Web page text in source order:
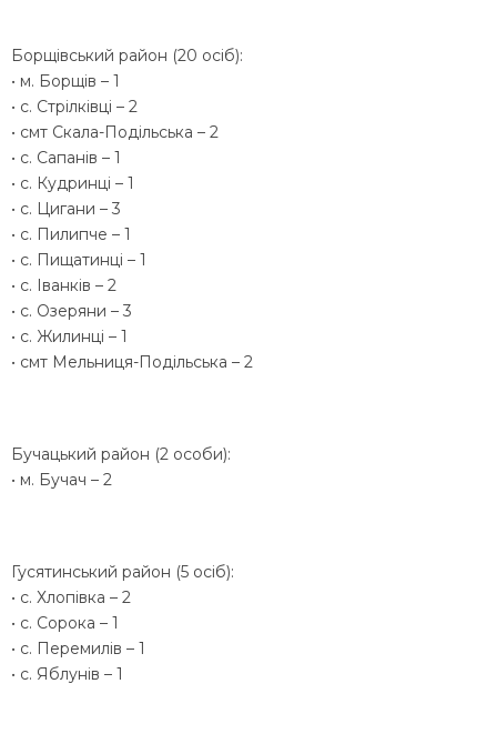
Борщівський район (20 осіб):
• м. Борщів – 1
• с. Стрілківці – 2
• смт Скала-Подільська – 2
• с. Сапанів – 1
• с. Кудринці – 1
• с. Цигани – 3
• с. Пилипче – 1
• с. Пищатинці – 1
• с. Іванків – 2
• с. Озеряни – 3
• с. Жилинці – 1
• смт Мельниця-Подільська – 2
Бучацький район (2 особи):
• м. Бучач – 2
Гусятинський район (5 осіб):
• с. Хлопівка – 2
• с. Сорока – 1
• с. Перемилів – 1
• с. Яблунів – 1